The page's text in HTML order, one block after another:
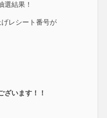
選結果！
レシート番号が
ざいます！！